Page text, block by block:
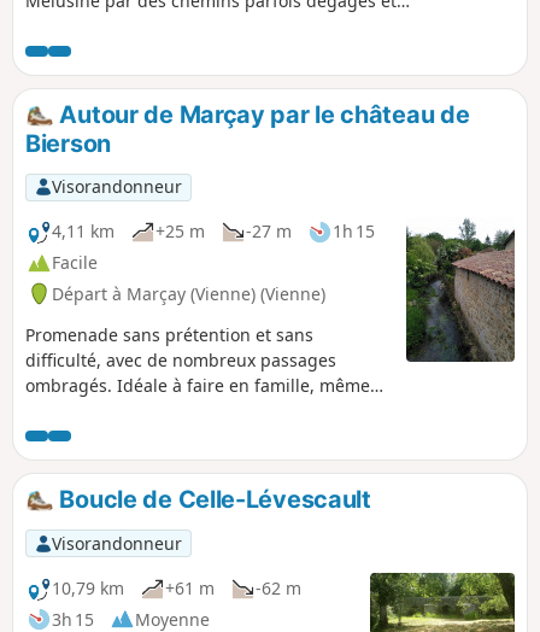
Autour de Marçay par le château de
Bierson
Visorandonneur
4,11 km
+25 m -27 m
1h 15
Facile
Départ à Marçay (Vienne) (Vienne)
Promenade sans prétention et sans
difficulté, avec de nombreux passages
ombragés. Idéale à faire en famille, même
Boucle de Celle-Lévescault
Visorandonneur
10,79 km
+61 m
-62 m
3h 15
Moyenne